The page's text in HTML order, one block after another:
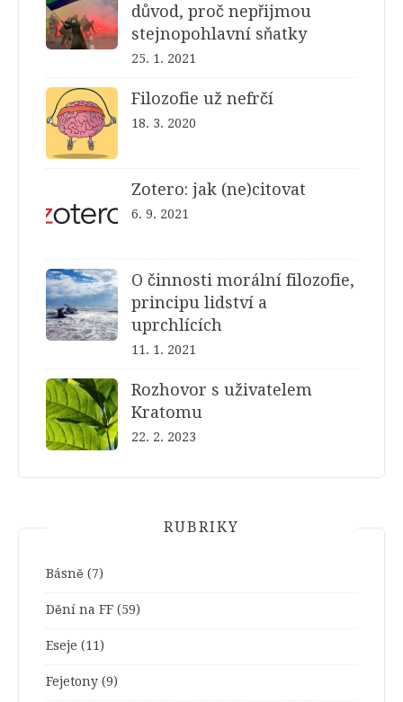
důvod, proč nepřijmou
stejnopohlavní sňatky
25. 1. 2021
Filozofie už nefrčí
18. 3. 2020
Zotero: jak (ne)citovat
6. 9. 2021
O činnosti morální filozofie,
principu lidství a
uprchlících
11. 1. 2021
Rozhovor s uživatelem
Kratomu
22. 2. 2023
RUBRIKY
Básně (7)
Dění na FF (59)
Eseje (11)
Fejetony (9)